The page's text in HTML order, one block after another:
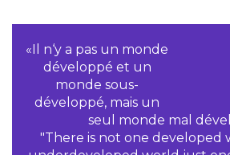
«Il n‘y a pas un monde
développé et un
monde sous-
développé, mais un
seul monde mal
"There is not one developed